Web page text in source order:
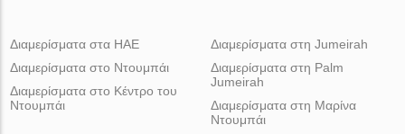
Διαμερίσματα στα ΗΑΕ
Διαμερίσματα στο Ντουμπάι
Διαμερίσματα στο Κέντρο του
Ντουμπάι
Διαμερίσματα στη Jumeirah
Διαμερίσματα στη Palm
Jumeirah
Διαμερίσματα στη Μαρίνα
Ντουμπάι